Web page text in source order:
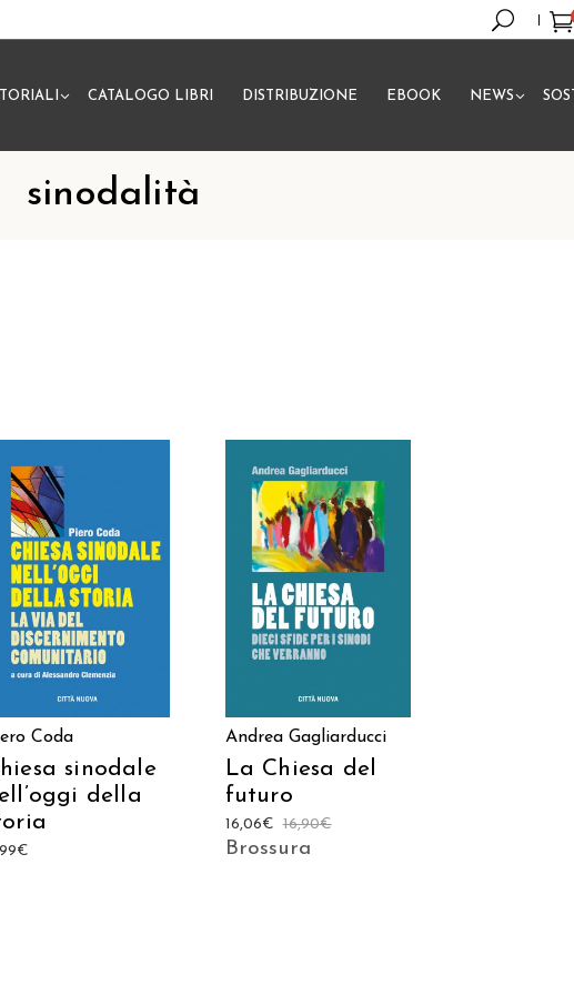
Nessun prodotto nel
CATALOGO LIBRI DISTRIBUZIONE EBOOK NEWS
sinodalità
AGGIUNGI AL CARRELLO
Coda
sinodale
della
€
AGGIUNGI AL CARRELLO
Andrea Gagliarducci
La Chiesa del
futuro
16,90€
16,06€
Brossura